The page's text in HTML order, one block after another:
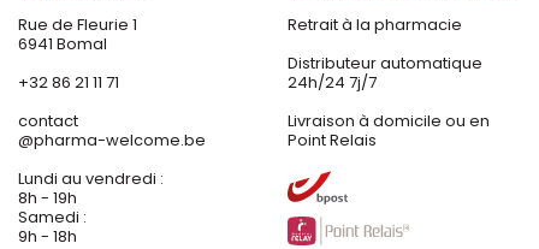
Rue de Fleurie 1
6941 Bomal
+32 86 21 11 71
contact
@pharma-welcome.be
Lundi au vendredi :
8h - 19h
Samedi :
9h - 18h
Retrait à la pharmacie
Distributeur automatique
24h/24 7j/7
Livraison à domicile ou en
Point Relais